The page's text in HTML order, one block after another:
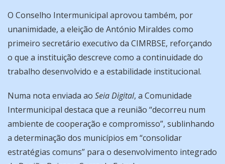
O Conselho Intermunicipal aprovou também, por
unanimidade, a eleição de António Miraldes como
primeiro secretário executivo da CIMRBSE, reforçando
o que a instituição descreve como a continuidade do
trabalho desenvolvido e a estabilidade institucional.
Numa nota enviada ao Seia Digital, a Comunidade
Intermunicipal destaca que a reunião “decorreu num
ambiente de cooperação e compromisso”, sublinhando
a determinação dos municípios em “consolidar
estratégias comuns” para o desenvolvimento integrado